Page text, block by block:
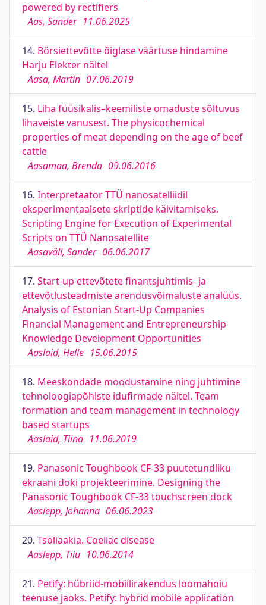
powered by rectifiers
Aas, Sander 11.06.2025
14. Börsiettevõtte õiglase väärtuse hindamine
Harju Elekter näitel
Aasa, Martin 07.06.2019
15. Liha füüsikalis–keemiliste omaduste sõltuvus
lihaveiste vanusest. The physicochemical
properties of meat depending on the age of beef
cattle
Aasamaa, Brenda 09.06.2016
16. Interpretaator TTÜ nanosatelliidil
eksperimentaalsete skriptide käivitamiseks.
Scripting Engine for Execution of Experimental
Scripts on TTÜ Nanosatellite
Aasaväli, Sander 06.06.2017
17. Start-up ettevõtete finantsjuhtimis- ja
ettevõtlusteadmiste arendusvõimaluste analüüs.
Analysis of Estonian Start-Up Companies
Financial Management and Entrepreneurship
Knowledge Development Opportunities
Aaslaid, Helle 15.06.2015
18. Meeskondade moodustamine ning juhtimine
tehnoloogiapõhiste idufirmade näitel. Team
formation and team management in technology
based startups
Aaslaid, Tiina 11.06.2019
19. Panasonic Toughbook CF-33 puutetundliku
ekraani doki projekteerimine. Designing the
Panasonic Toughbook CF-33 touchscreen dock
Aaslepp, Johanna 06.06.2023
20. Tsöliaakia. Coeliac disease
Aaslepp, Tiiu 10.06.2014
21. Petify: hübriid-mobiilirakendus loomahoiu
teenuse jaoks. Petify: hybrid mobile application